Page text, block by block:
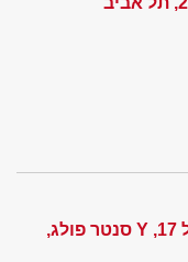
גיבורי ישראל 17, Y סנטר פולג,